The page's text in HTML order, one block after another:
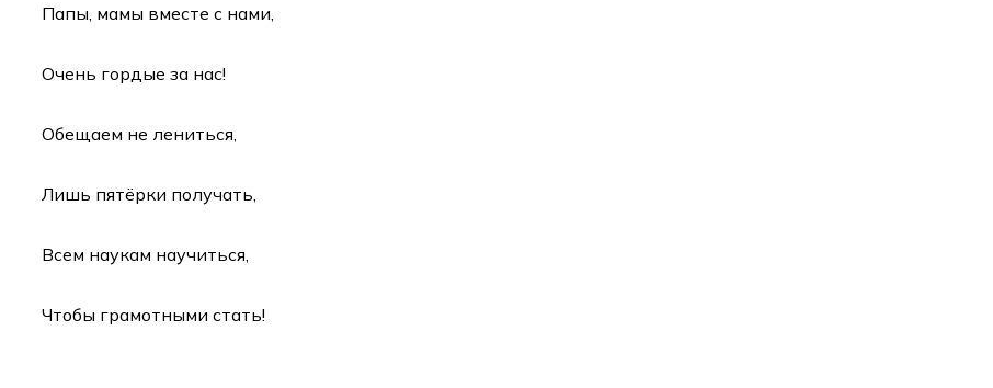
Папы, мамы вместе с нами,
Очень гордые за нас!
Обещаем не лениться,
Лишь пятёрки получать,
Всем наукам научиться,
Чтобы грамотными стать!